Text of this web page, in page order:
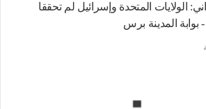
الولايات المتحدة وإسرائيل لم تحققا
بوابة المدينة برس